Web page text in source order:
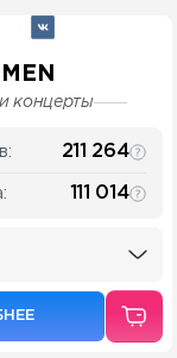
концерты
211 264
111 014